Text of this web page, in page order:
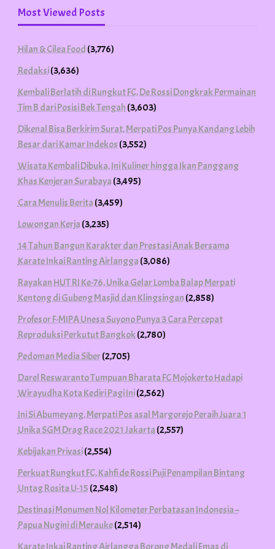
Most Viewed Posts
Hilan & Cilea Food (3,776)
Redaksi(3,636)
Kembali Berlatih di Rungkut FC, De Rossi Dongkrak Permainan
Tim B dari Posisi Bek Tengah (3,603)
Dikenal Bisa Berkirim Surat, Merpati Pos Punya Kandang Lebih
Besar dari Kamar Indekos (3,552)
Wisata Kembali Dibuka, Ini Kuliner hingga Ikan Panggang
Khas Kenjeran Surabaya(3,495)
Cara Menulis Berita(3,459)
Lowongan Kerja(3,235)
14 Tahun Bangun Karakter dan Prestasi Anak Bersama
Karate Inkai Ranting Airlangga(3,086)
Rayakan HUT RI Ke-76, Unika Gelar Lomba Balap Merpati
Kentong di Gubeng Masjid dan Klingsingan (2,858)
Profesor F-MIPA Unesa Suyono Punya 3 Cara Percepat
Reproduksi Perkutut Bangkok (2,780)
Pedoman Media Siber(2,705)
Darel Reswaranto Tumpuan Bharata FC Mojokerto Hadapi
Wirayudha Kota Kediri Pagi Ini(2,562)
Ini Si Abumeyang, Merpati Pos asal Margorejo Peraih Juara 1
Unika SGM Drag Race 2021 Jakarta(2,557)
Kebijakan Privasi(2,554)
Perkuat Rungkut FC, Kahfi de Rossi Puji Penampilan Bintang
Untag Rosita U-15 (2,548)
Destinasi Monumen Nol Kilometer Perbatasan Indonesia –
Papua Nugini di Merauke(2,514)
Karate Inkai Ranting Airlangga Borong Medali Emas di